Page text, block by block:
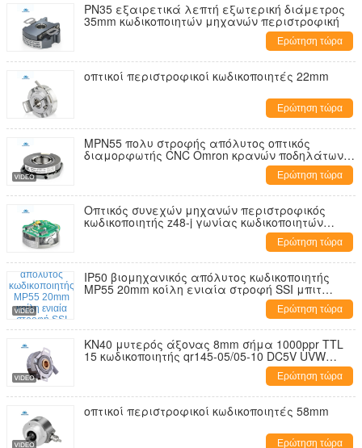
PN35 εξαιρετικά λεπτή εξωτερική διάμετρος
35mm κωδικοποιητών μηχανών περιστροφική
Ερώτηση τώρα
οπτικοί περιστροφικοί κωδικοποιητές 22mm
Ερώτηση τώρα
MPN55 πολυ στροφής απόλυτος οπτικός
διαμορφωτής CNC Omron κρανών ποδηλάτων
κωδικοποιητών του δέλτα εσωτερικόςΕρώτηση τώρα
Οπτικός συνεχών μηχανών περιστροφικός
κωδικοποιητής z48-j γωνίας κωδικοποιητών
επαυξητικός χωρίς ακέραια φέρουσα
παραγωγή οδηγών γραμμών 1024ppr TTL
Ερώτηση τώρα
IP50 βιομηχανικός απόλυτος κωδικοποιητής
MP55 20mm κοίλη ενιαία στροφή SSI μπιτ
Ερώτηση τώρα
KN40 μυτερός άξονας 8mm σήμα 1000ppr TTL
15 κωδικοποιητής qr145-05/05-10 DC5V UVW
συνεχών μηχανών καλωδίων σκοινιούΕρώτηση τώρα
οπτικοί περιστροφικοί κωδικοποιητές 58mm
Ερώτηση τώρα